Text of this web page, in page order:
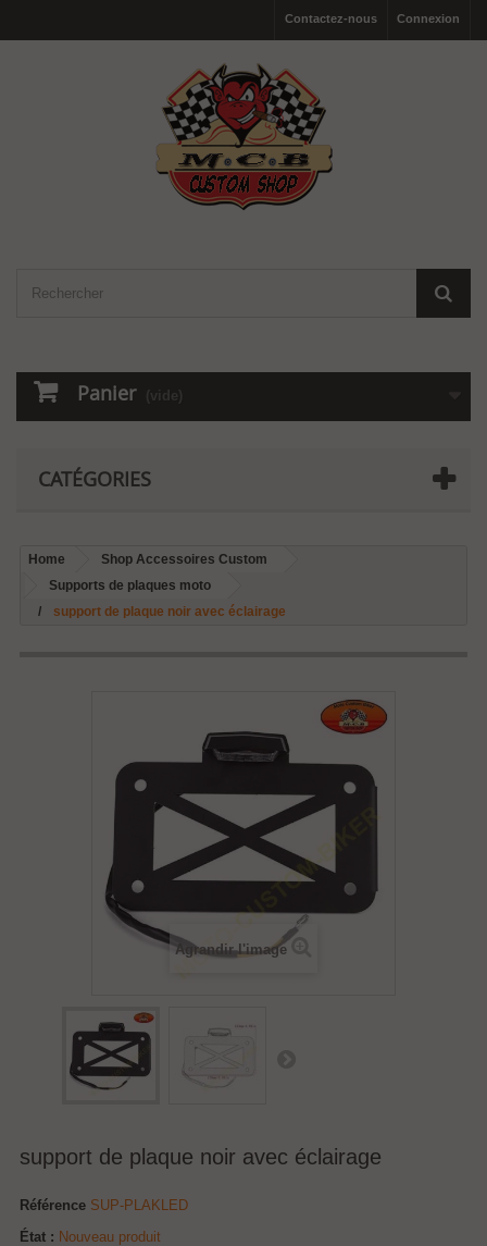
Connexion
Contactez-nous
Panier (vide)
CATÉGORIES
Home
Shop Accessoires Custom
Supports de plaques moto
support de plaque noir avec éclairage
Agrandir l'image
support de plaque noir avec éclairage
Référence SUP-PLAKLED
État : Nouveau produit